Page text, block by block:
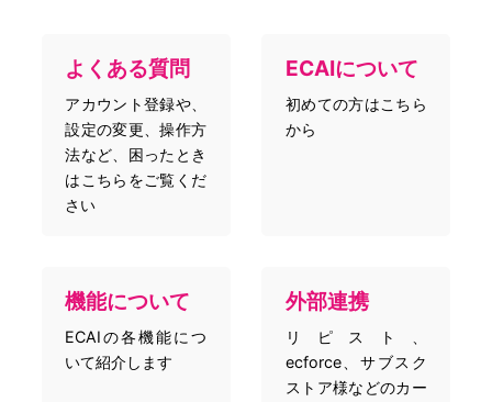
よくある質問
アカウント登録や、
設定の変更、操作方
法など、困ったとき
はこちらをご覧くだ
さい
ECAIについて
初めての方はこちら
から
機能について
ECAIの各機能につ
いて紹介します
外部連携
リピスト、
ecforce、サブスク
ストア様などのカー